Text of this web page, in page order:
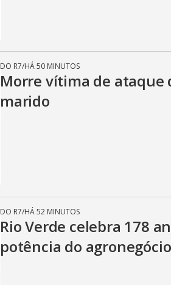
DO R7/HÁ 50 MINUTOS
Morre vítima de ataque
marido
DO R7/HÁ 52 MINUTOS
Rio Verde celebra 178
potência do agronegócio